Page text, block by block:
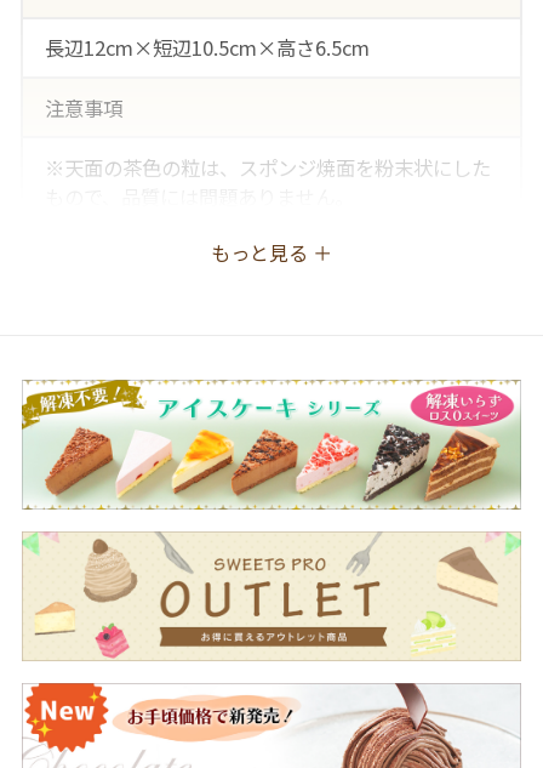
長辺12cm×短辺10.5cm×高さ6.5cm
注意事項
※天面の茶色の粒は、スポンジ焼面を粉末状にした
ぶどう糖液糖、砂糖）、ナチュラルチーズ、砂糖、
加糖卵黄、液卵、加糖練乳、小麦粉、ゼラチン、食
用乳化油脂、粉糖、濃縮レモン果汁、麦芽糖、水あ
め、乳等を主要原料とする食品／乳化剤、酸味料、
香料、酸化防止剤（Ｖ．Ｃ）、乳酸Ｃａ、（一部に
む）
もっと見る ＋